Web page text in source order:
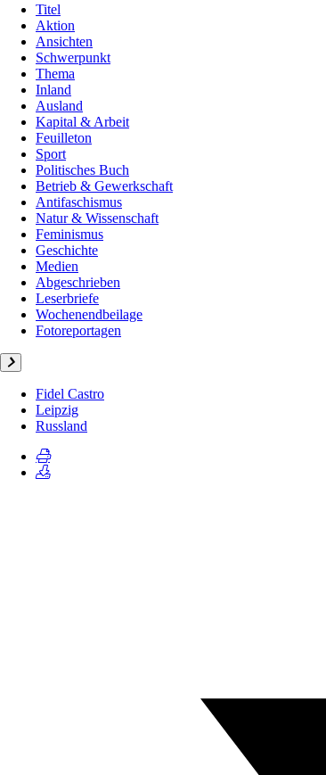
Titel
Aktion
Ansichten
Schwerpunkt
Thema
Inland
Ausland
Kapital & Arbeit
Feuilleton
Sport
Politisches Buch
Betrieb & Gewerkschaft
Antifaschismus
Natur & Wissenschaft
Feminismus
Geschichte
Medien
Abgeschrieben
Leserbriefe
Wochenendbeilage
Fotoreportagen
Fidel Castro
Leipzig
Russland